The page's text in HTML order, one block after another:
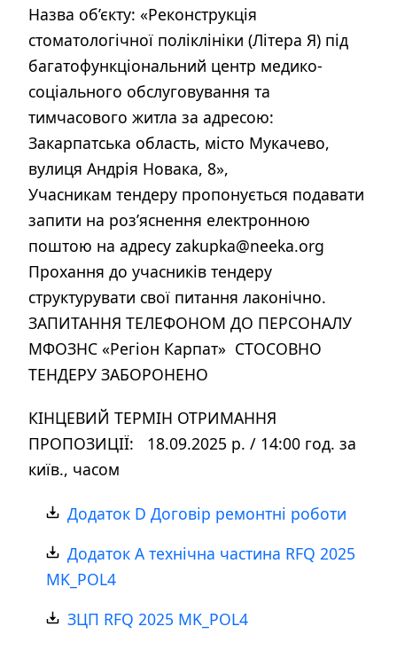
Назва об’єкту: «Реконструкція
стоматологічної поліклініки (Літера Я) під
багатофункціональний центр медико-
соціального обслуговування та
тимчасового житла за адресою:
Закарпатська область, місто Мукачево,
вулиця Андрія Новака, 8»,
Учасникам тендеру пропонується подавати
запити на роз’яснення електронною
поштою на адресу zakupka@neeka.org
Прохання до учасників тендеру
структурувати свої питання лаконічно.
ЗАПИТАННЯ ТЕЛЕФОНОМ ДО ПЕРСОНАЛУ
МФОЗНС «Регіон Карпат» СТОСОВНО
ТЕНДЕРУ ЗАБОРОНЕНО
КІНЦЕВИЙ ТЕРМІН ОТРИМАННЯ
ПРОПОЗИЦІЇ: 18.09.2025 р. / 14:00 год. за
київ., часом
Додаток D Договір ремонтні роботи
Додаток А технічна частина RFQ 2025
MK_POL4
ЗЦП RFQ 2025 MK_POL4